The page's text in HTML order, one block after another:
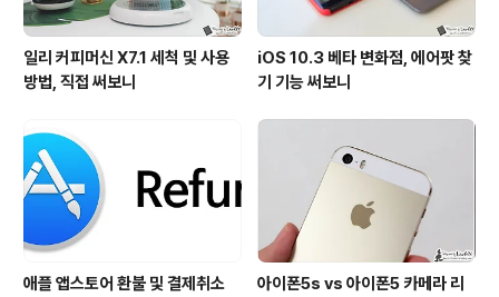
일리 커피머신 X7.1 세척 및 사용
방법, 직접 써보니
iOS 10.3 베타 변화점, 에어팟 찾
기 기능 써보니
애플 앱스토어 환불 및 결제취소
아이폰5s vs 아이폰5 카메라 리